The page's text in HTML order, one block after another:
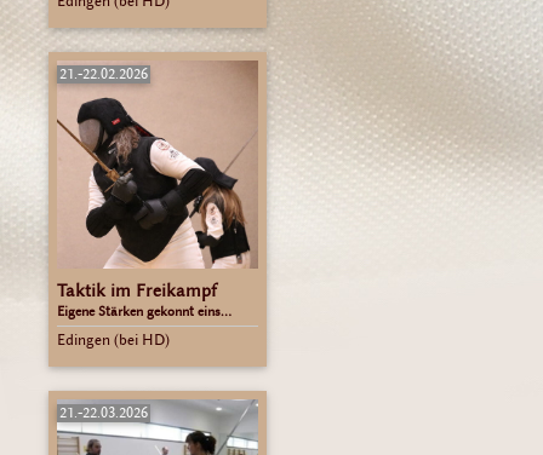
21.-22.02.2026
Taktik im Freikampf
Eigene Stärken gekonnt eins...
Edingen (bei HD)
21.-22.03.2026